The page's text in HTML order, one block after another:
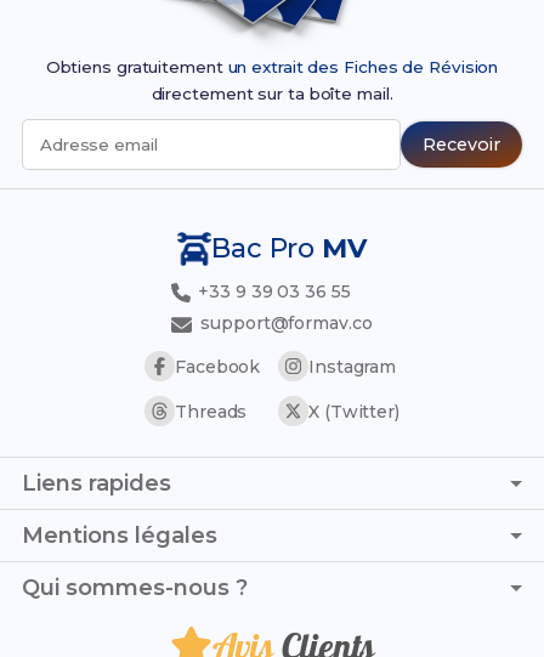
Obtiens gratuitement un extrait des Fiches de Révision
directement sur ta boîte mail.
Adresse email Recevoir
Bac Pro MV
+33 9 39 03 36 55
support@formav.co
Facebook
Instagram
Threads X (Twitter)
Liens rapides
Page d'accueil
Simulateur de notes
Trouver son stage
Trouver son alternance
Mentions légales
C.G.V. - C.G.U.
Politique de remboursement
Qui sommes-nous ?
Je suis Clement et, avec Noah, nous mettons toute notre
AvisClients